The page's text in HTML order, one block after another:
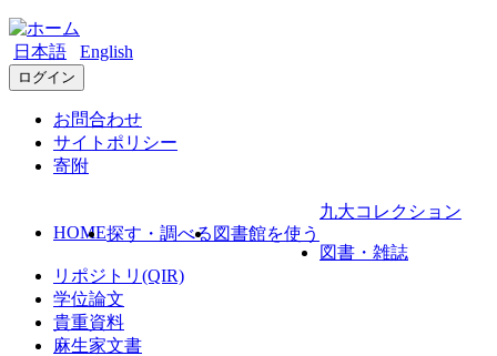
日本語 English
ログイン
お問合わせ
サイトポリシー
寄附
HOME探す・調べる 図書館を使う
九大コレクション
図書・雑誌
リポジトリ(QIR)
学位論文
貴重資料
麻生家文書